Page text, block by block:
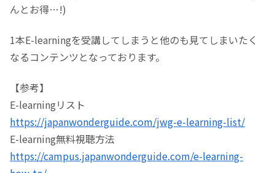
んとお得…!)
1本E-learningを受講してしまうと他のも見てしまいたく
なるコンテンツとなっております。
【参考】
E-learningリスト
https://japanwonderguide.com/jwg-e-learning-list/
E-learning無料視聴方法
https://campus.japanwonderguide.com/e-learning-